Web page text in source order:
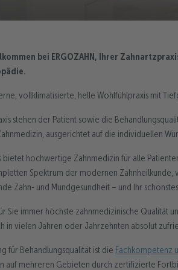
bei ERGOZAHN, Ihrer
vollklimatisierte, helle Wohlfühlpraxis mit
stehen der Patient sowie die
ausgerichtet auf die individuellen
bietet hochwertige Zahnmedizin für alle
Spektrum der modernen Zahnheilkunde,
Zahn- und Mundgesundheit – und Ihr
Sie immer höchste zahnmedizinische Qualität
in vielen Jahren oder Jahrzehnten absolut
für Behandlungsqualität ist die Fachkompetenz
auf mehreren Gebieten durch zertifizierte